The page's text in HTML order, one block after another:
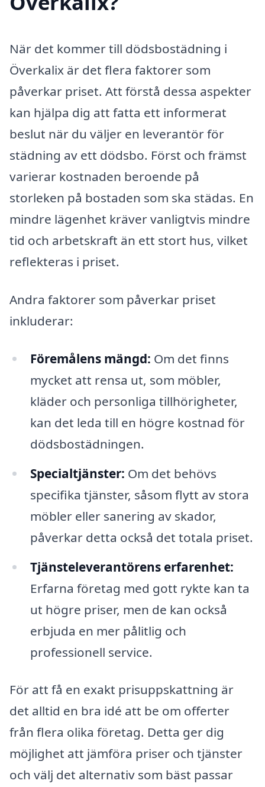
När det kommer till dödsbostädning i
Överkalix är det flera faktorer som
påverkar priset. Att förstå dessa aspekter
kan hjälpa dig att fatta ett informerat
beslut när du väljer en leverantör för
städning av ett dödsbo. Först och främst
varierar kostnaden beroende på
storleken på bostaden som ska städas. En
mindre lägenhet kräver vanligtvis mindre
tid och arbetskraft än ett stort hus, vilket
reflekteras i priset.
Andra faktorer som påverkar priset
inkluderar:
Föremålens mängd: Om det finns
mycket att rensa ut, som möbler,
kläder och personliga tillhörigheter,
kan det leda till en högre kostnad för
dödsbostädningen.
Specialtjänster: Om det behövs
specifika tjänster, såsom flytt av stora
möbler eller sanering av skador,
påverkar detta också det totala priset.
Tjänsteleverantörens erfarenhet:
Erfarna företag med gott rykte kan ta
ut högre priser, men de kan också
erbjuda en mer pålitlig och
professionell service.
För att få en exakt prisuppskattning är
det alltid en bra idé att be om offerter
från flera olika företag. Detta ger dig
möjlighet att jämföra priser och tjänster
och välj det alternativ som bäst passar